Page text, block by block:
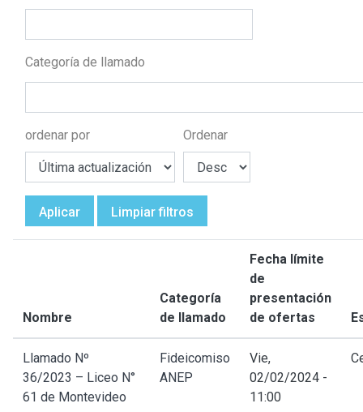
Categoría de llamado
ordenar por Ordenar
Aplicar Limpiar filtros
Nombre
Categoría
de llamado
Fecha límite
de
presentación
de ofertas
Llamado Nº
36/2023 – Liceo N°
61 de Montevideo
Fideicomiso
ANEP
Vie,
02/02/2024 -
11:00